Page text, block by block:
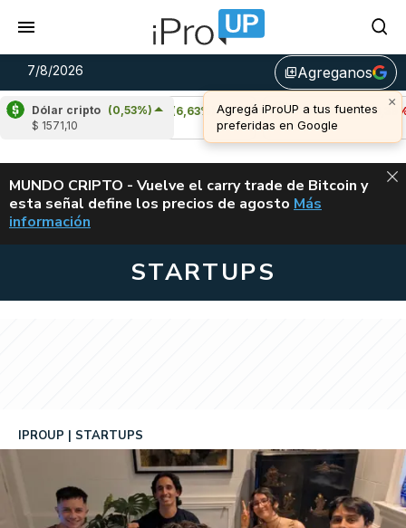
7/8/2026 library_addAgreganos
Dólar cripto (0,53%)
$ 1571,10
Cardano (6,63%)
Avalanche (-4,39%)
u$s 6,41
ALERTA
MUNDO CRIPTO - Vuelve el carry trade de Bitcoin y
esta señal define los precios de agosto VUELVE EL
Más
información
STARTUPS
IPROUP STARTUPS